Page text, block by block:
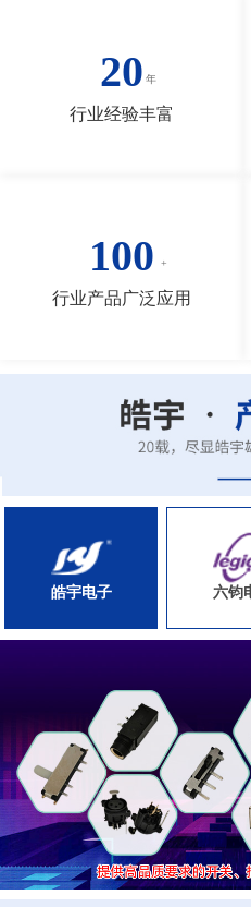
20
行业经验丰富
100
行业产品广泛应用
皓宇电子 六钧